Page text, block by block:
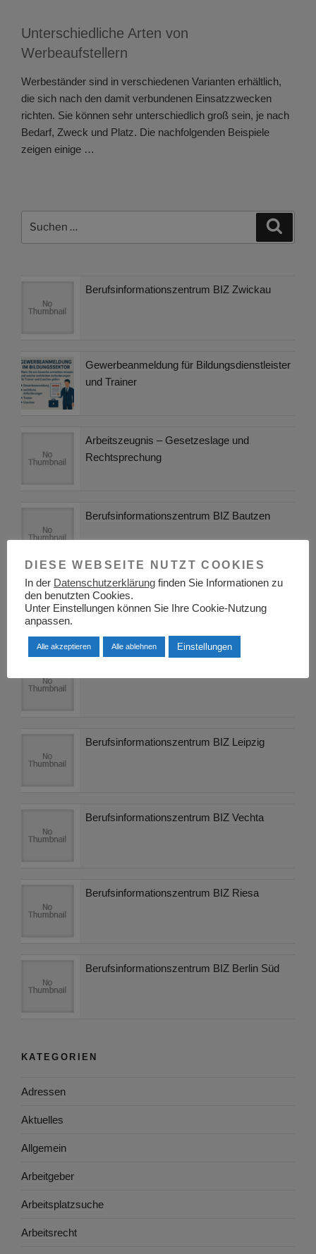
Unterschiedliche Arten von
Werbeaufstellern
Werbeständer sind in verschiedenen Varianten erhältlich,
die sich nach den damit verbundenen Einsatzzwecken
richten. Sie können sehr unterschiedlich groß sein, je nach
Bedarf, Zweck und Platz. Die nachfolgenden Beispiele
zeigen einige …
Berufsinformationszentrum BIZ Zwickau
Gewerbeanmeldung für Bildungsdienstleister
und Trainer
Arbeitszeugnis – Gesetzeslage und
Rechtsprechung
Berufsinformationszentrum BIZ Bautzen
Berufsbegleitende Ausbildungen für
Kommunikationstalente – diese
Berufsinformationszentrum BIZ Leipzig
Berufsinformationszentrum BIZ Vechta
Berufsinformationszentrum BIZ Riesa
Berufsinformationszentrum BIZ Berlin Süd
KATEGORIEN
Adressen
Aktuelles
Allgemein
Arbeitgeber
Arbeitsplatzsuche
Arbeitsrecht
DIESE WEBSEITE NUTZT COOKIES
In der Datenschutzerklärung finden Sie Informationen zu
den benutzten Cookies.
Unter Einstellungen können Sie Ihre Cookie-Nutzung
anpassen.
Alle akzeptieren Alle ablehnen Einstellungen